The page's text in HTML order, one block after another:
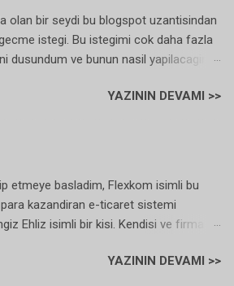
gorulunce bu sesin artik istege bagli
verilmis. Hatta bazi istatistiklere gore
arastirmaya katilan her 100 aboneden
sebebi olarak “bip sesi”ni gösterdi.
olan bir seydi bu blogspot uzantisindan
istegi. Bu istegimi cok daha fazla
dusundum ve bunun nasil yapilacagini
ne de bir hosting ihtiyaciniz var.
benim gibi bu gecisi dusunuyor ama
bu yazimi okumanizda fayda var,
(ben inanamadim). Blogger
Tasima Simdi bu islemi
yapacagimiz sey bir alan adi yani
oncelikle bir domain ismi
YAZININ DEVAMI >>
etmeye basladim, Flexkom isimli bu
kazandiran e-ticaret sistemi
Ehliz isimli bir kisi. Kendisi ve firma ile
Ehliz kimdir ve Flexkom ne is yapar
YAZININ DEVAMI >>